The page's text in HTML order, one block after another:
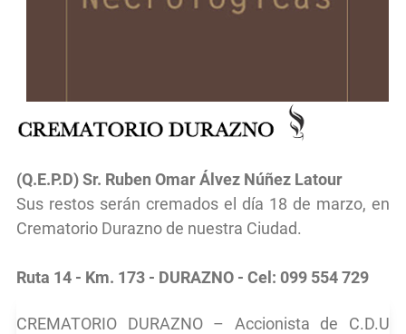
(Q.E.P.D) Sr. Ruben Omar Álvez Núñez Latour
Sus restos serán cremados el día 18 de marzo, en
Crematorio Durazno de nuestra Ciudad.
Ruta 14 - Km. 173 - DURAZNO - Cel: 099 554 729
CREMATORIO DURAZNO – Accionista de C.D.U